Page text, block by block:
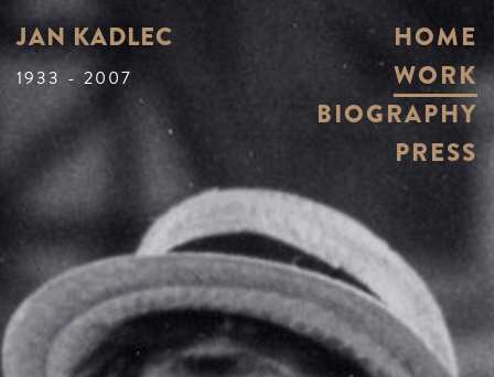
JAN KADLEC
1933 - 2007
HOME
WORK
BIOGRAPHY
PRESS